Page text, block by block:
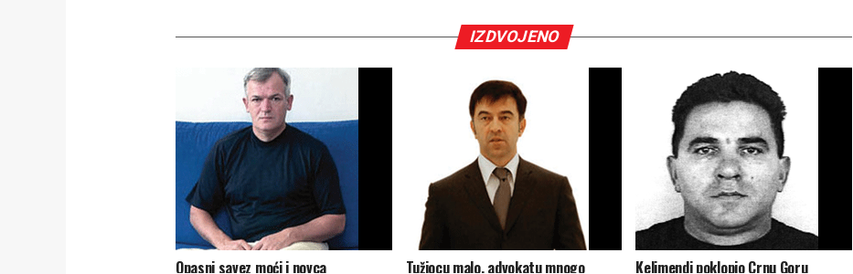
IZDVOJENO
Opasni savez moći i novca Tužiocu malo, advokatu mnogo Keljmendi poklopio Crnu Goru